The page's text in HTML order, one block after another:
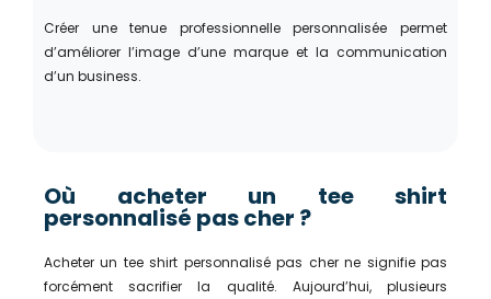
Créer une tenue professionnelle personnalisée permet
d’améliorer l’image d’une marque et la communication
d’un business.
Où acheter un tee shirt
personnalisé pas cher ?
Acheter un tee shirt personnalisé pas cher ne signifie pas
forcément sacrifier la qualité. Aujourd’hui, plusieurs